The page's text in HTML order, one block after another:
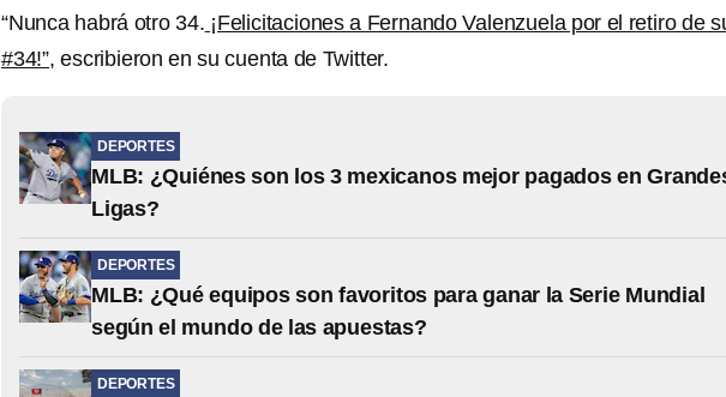
“Nunca habrá otro 34. ¡Felicitaciones a Fernando Valenzuela por el retiro de
#34!”, escribieron en su cuenta de Twitter.
DEPORTES
MLB: ¿Quiénes son los 3 mexicanos mejor pagados en
Ligas?
DEPORTES
MLB: ¿Qué equipos son favoritos para ganar la Serie Mundial
según el mundo de las apuestas?
DEPORTES